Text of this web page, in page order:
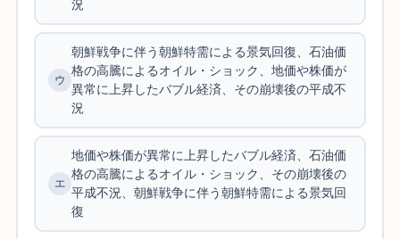
況
朝鮮戦争に伴う朝鮮特需による景気回復、石油価
格の高騰によるオイル・ショック、地価や株価が
異常に上昇したバブル経済、その崩壊後の平成不
況
地価や株価が異常に上昇したバブル経済、石油価
格の高騰によるオイル・ショック、その崩壊後の
平成不況、朝鮮戦争に伴う朝鮮特需による景気回
復